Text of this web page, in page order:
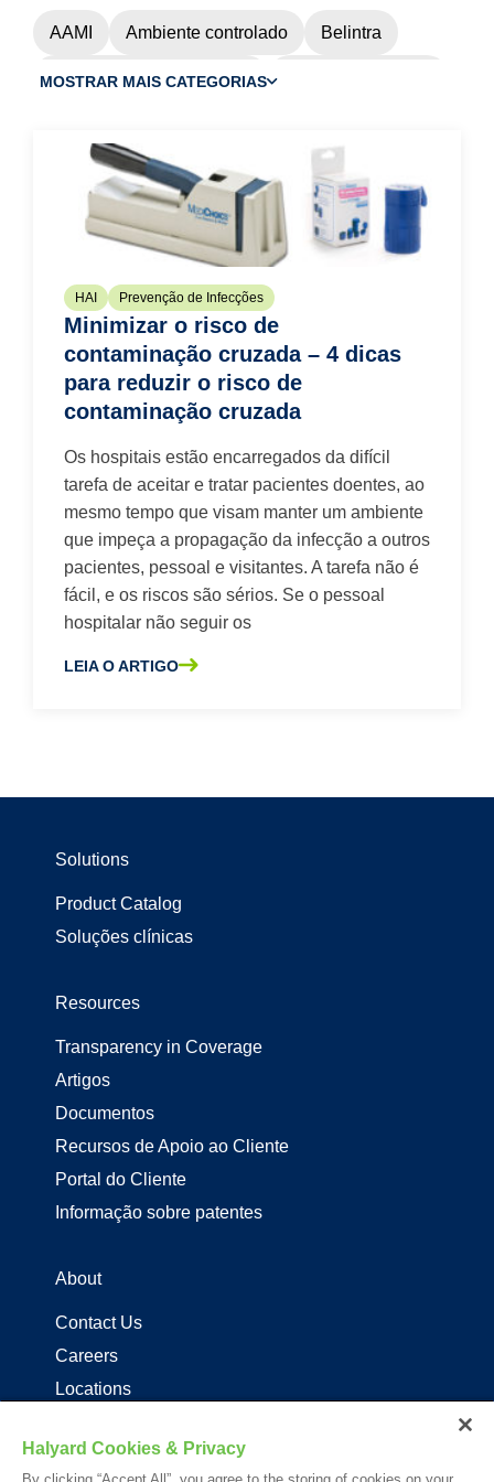
AAMI Ambiente controlado Belintra
Cadeia de Abastecimento
Esterilização Gripe
Luvas cirúrgicas Luvas Purezero
Máscaras Faciais Máscaras N95 N95
OU Eficiência OU Resíduos
PPE Prevenção de Infecções
Protecção dos olhos Protecção Facial
Respiradores N95 Sala limpa
Segurança do pessoal
Segurança dos Pacientes
Tabuleiros de procedimentos personalizados
USP 800 Vestidos cirúrgicos
MOSTRAR MAIS CATEGORIAS
HAI Prevenção de Infecções
Minimizar o risco de
contaminação cruzada – 4 dicas
para reduzir o risco de
contaminação cruzada
Os hospitais estão encarregados da difícil
tarefa de aceitar e tratar pacientes doentes, ao
mesmo tempo que visam manter um ambiente
que impeça a propagação da infecção a outros
pacientes, pessoal e visitantes. A tarefa não é
fácil, e os riscos são sérios. Se o pessoal
hospitalar não seguir os
LEIA O ARTIGO
SOBRE A MINIMIZAR O RISCO DE CONTAMINAÇÃO
Solutions
Product Catalog
Soluções clínicas
Resources
Transparency in Coverage
Artigos
Documentos
Recursos de Apoio ao Cliente
Portal do Cliente
Informação sobre patentes
About
Contact Us
Careers
Locations
Halyard Cookies & Privacy